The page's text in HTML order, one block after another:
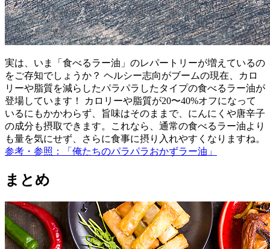
実は、いま「食べるラー油」のレパートリーが増えているの
をご存知でしょうか？ ヘルシー志向がブームの現在、カロ
リーや脂質を減らしたパラパラしたタイプの食べるラー油が
登場しています！ カロリーや脂質が20〜40%オフになって
いるにもかかわらず、旨味はそのままで、にんにくや唐辛子
の成分も摂取できます。これなら、通常の食べるラー油より
も量を気にせず、さらに食事に摂り入れやすくなりますね。
参考・参照：「俺たちのパラパラおかずラー油」
まとめ